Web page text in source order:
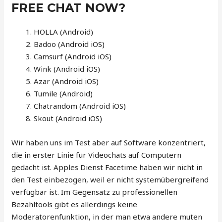
FREE CHAT NOW?
HOLLA (Android)
Badoo (Android iOS)
Camsurf (Android iOS)
Wink (Android iOS)
Azar (Android iOS)
Tumile (Android)
Chatrandom (Android iOS)
Skout (Android iOS)
Wir haben uns im Test aber auf Software konzentriert,
die in erster Linie für Video­chats auf Computern
gedacht ist. Apples Dienst Facetime haben wir nicht in
den Test einbezogen, weil er nicht system­über­greifend
verfügbar ist. Im Gegensatz zu professionellen
Bezahltools gibt es allerdings keine
Moderatorenfunktion, in der man etwa andere muten